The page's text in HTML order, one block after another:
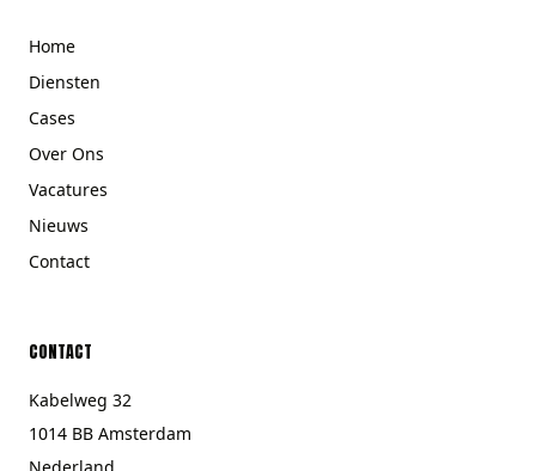
Home
Diensten
Cases
Over Ons
Vacatures
Nieuws
Contact
CONTACT
Kabelweg 32
1014 BB Amsterdam